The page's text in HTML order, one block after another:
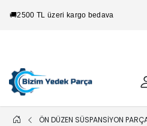
🚚2500 TL üzeri kargo bedava
ÖN DÜZEN SÜSPANSİYON